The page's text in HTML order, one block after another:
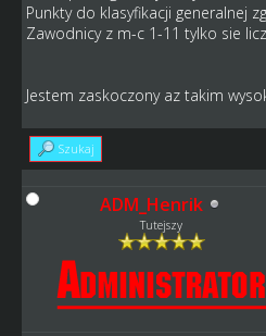
Punkty do klasyfikacji generalnej
Zawodnicy z m-c 1-11 tylko sie
Jestem zaskoczony az takim
Szukaj
ADM_Henrik
Tutejszy